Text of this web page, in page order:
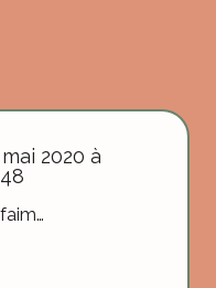
2020 à